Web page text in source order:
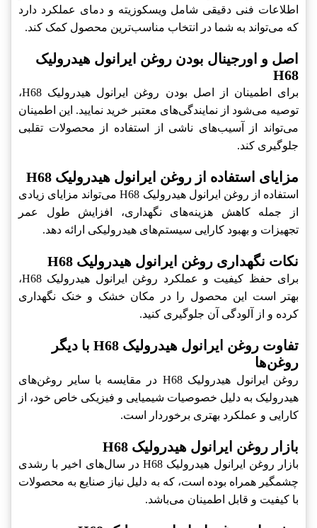
اطلاعات فنی دقیقی شامل ویسکوزیته و دمای عملکرد دارد
که می‌تواند به شما در انتخاب مناسب‌ترین محصول کمک کند.
اصل و اورجینال بودن روغن ایرانول هیدرولیک
H68
برای اطمینان از اصل بودن روغن ایرانول هیدرولیک H68،
توصیه می‌شود از نمایندگی‌های معتبر خرید نمایید. این اطمینان
می‌تواند از آسیب‌های ناشی از استفاده از محصولات تقلبی
جلوگیری کند.
مزایای استفاده از روغن ایرانول هیدرولیک H68
استفاده از روغن ایرانول هیدرولیک H68 می‌تواند مزایای زیادی
از جمله کاهش هزینه‌های نگهداری، افزایش طول عمر
تجهیزات و بهبود کارایی سیستم‌های هیدرولیکی ارائه دهد.
نکات نگهداری روغن ایرانول هیدرولیک H68
برای حفظ کیفیت و عملکرد روغن ایرانول هیدرولیک H68،
بهتر است این محصول را در مکان خشک و خنک نگهداری
کرده و از آلودگی آن جلوگیری کنید.
تفاوت روغن ایرانول هیدرولیک H68 با دیگر
روغن‌ها
روغن ایرانول هیدرولیک H68 در مقایسه با سایر روغن‌های
هیدرولیک به دلیل خصوصیات شیمیایی و فیزیکی خاص خود، از
کارایی و عملکرد بهتری برخوردار است.
بازار روغن ایرانول هیدرولیک H68
بازار روغن ایرانول هیدرولیک H68 در سال‌های اخیر با رشدی
چشمگیر همراه بوده است، که به دلیل نیاز صنایع به محصولات
با کیفیت و قابل اطمینان می‌باشد.